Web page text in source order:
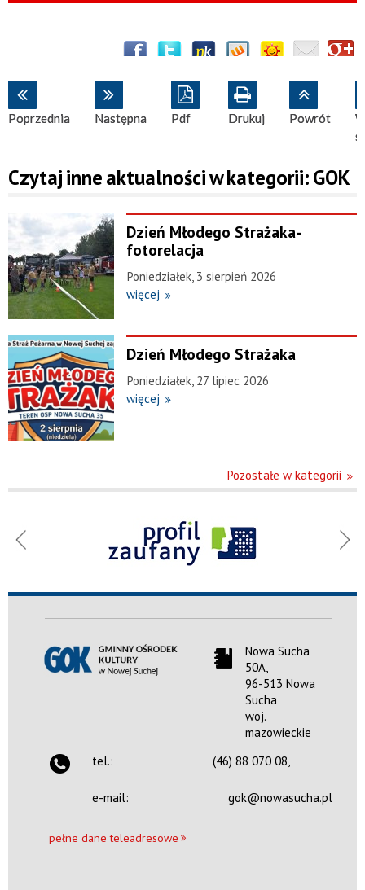
Poprzednia Następna Pdf Drukuj Powrót
Czytaj inne aktualności w kategorii: GOK
Dzień Młodego Strażaka-
fotorelacja
Poniedziałek, 3 sierpień 2026
więcej
Dzień Młodego Strażaka
Poniedziałek, 27 lipiec 2026
więcej
Pozostałe w kategorii
Menu
Gminny
w Nowej
Suchej
Nowa Sucha 50A,
email:
10:00 —
Nowa Sucha
50A,
96-513 Nowa
Sucha
woj.
mazowieckie
tel.:
(46) 88 070 08,
e-mail: gok@nowasucha.pl
pełne dane teleadresowe